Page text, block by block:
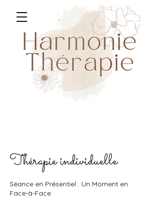
Thérapie individuelle
Séance en Présentiel : Un Moment en
Face-à-Face